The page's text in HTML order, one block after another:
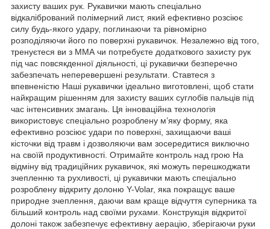
захисту ваших рук. Рукавички мають спеціально
відкалібрований полімерний лист, який ефективно розсіює
силу будь-якого удару, поглинаючи та рівномірно
розподіляючи його по поверхні рукавичок. Незалежно від того,
тренуєтеся ви з ММА чи потребуєте додаткового захисту рук
під час повсякденної діяльності, ці рукавички безперечно
забезпечать неперевершені результати. Ставтеся з
впевненістю Наші рукавички ідеально виготовлені, щоб стати
найкращим рішенням для захисту ваших суглобів пальців під
час інтенсивних змагань. Ця інноваційна технологія
використовує спеціально розроблену м’яку форму, яка
ефективно розсіює удари по поверхні, захищаючи ваші
кісточки від травм і дозволяючи вам зосередитися виключно
на своїй продуктивності. Отримайте контроль над грою На
відміну від традиційних рукавичок, які можуть перешкоджати
зчепленню та рухливості, ці рукавички мають спеціально
розроблену відкриту долоню Y-Volar, яка покращує ваше
природне зчеплення, даючи вам краще відчуття суперника та
більший контроль над своїми рухами. Конструкція відкритої
долоні також забезпечує ефективну аерацію, зберігаючи руки